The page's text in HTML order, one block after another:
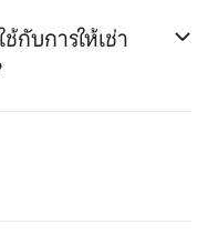
กับการให้เช่า